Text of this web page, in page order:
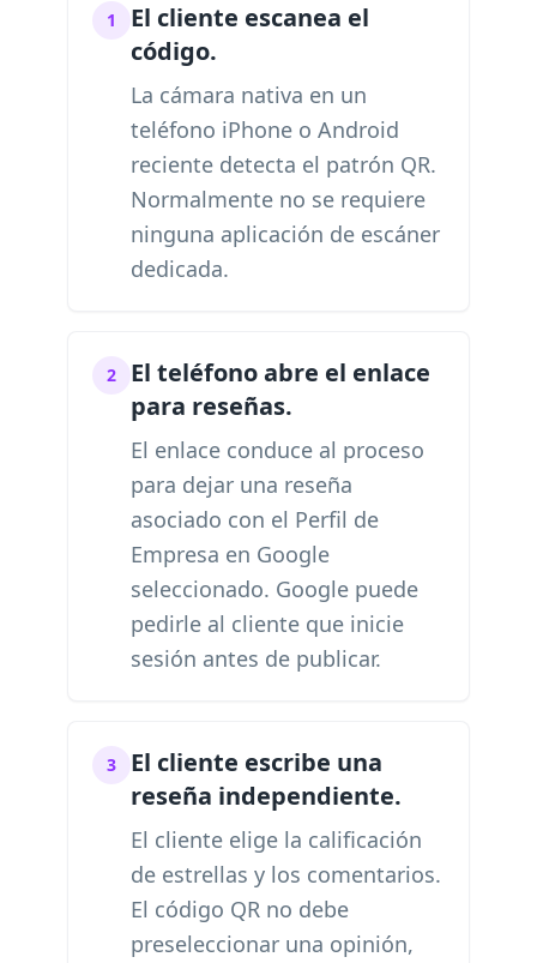
1
El cliente escanea el
código.
La cámara nativa en un
teléfono iPhone o Android
reciente detecta el patrón QR.
Normalmente no se requiere
ninguna aplicación de escáner
dedicada.
2
El teléfono abre el enlace
para reseñas.
El enlace conduce al proceso
para dejar una reseña
asociado con el Perfil de
Empresa en Google
seleccionado. Google puede
pedirle al cliente que inicie
sesión antes de publicar.
3
El cliente escribe una
reseña independiente.
El cliente elige la calificación
de estrellas y los comentarios.
El código QR no debe
preseleccionar una opinión,